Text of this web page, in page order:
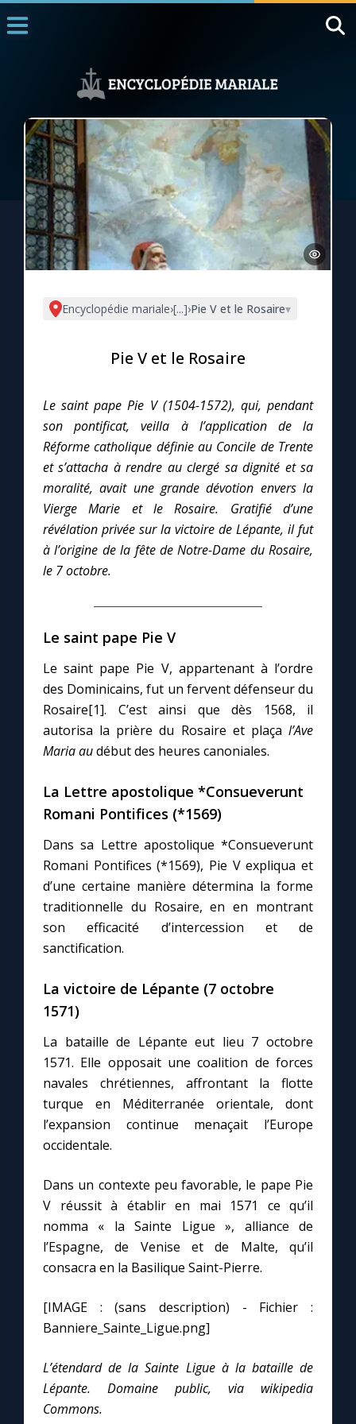
1000 Raisons de Croire
L'actualité de la semaine
La chaîne Youtube
La newsletter
La vidéo de la semaine
Le magazine
Le site internet
Questions-réponses
L'Évangile chaque jour
Les premiers samedis du mois
Marie qui défait les nœuds
Me consacrer à Jésus par Marie
Mes intentions de prière
Une Minute avec Marie
Une neuvaine
À la une
Chapelet pour le monde
Contact
Marie de Nazareth
Encyclopédie mariale›[...]›Pie V et le Rosaire▾
Pie V et le Rosaire
Le saint pape Pie V (1504-1572), qui, pendant
son pontificat, veilla à l’application de la
Réforme catholique définie au Concile de Trente
et s’attacha à rendre au clergé sa dignité et sa
moralité, avait une grande dévotion envers la
Vierge Marie et le Rosaire. Gratifié d’une
révélation privée sur la victoire de Lépante, il fut
à l’origine de la fête de Notre-Dame du Rosaire,
le 7 octobre.
Le saint pape Pie V
Le saint pape Pie V, appartenant à l’ordre
des Dominicains, fut un fervent défenseur du
Rosaire[1]. C’est ainsi que dès 1568, il
autorisa la prière du Rosaire et plaça l’Ave
Maria audébut des heures canoniales.
La Lettre apostolique *Consueverunt
Romani Pontifices (*1569)
Dans sa Lettre apostolique *Consueverunt
Romani Pontifices (*1569), Pie V expliqua et
d’une certaine manière détermina la forme
traditionnelle du Rosaire, en en montrant
son efficacité d’intercession et de
sanctification.
La victoire de Lépante (7 octobre
1571)
La bataille de Lépante eut lieu 7 octobre
1571. Elle opposait une coalition de forces
navales chrétiennes, affrontant la flotte
turque en Méditerranée orientale, dont
l’expansion continue menaçait l’Europe
occidentale.
Dans un contexte peu favorable, le pape Pie
V réussit à établir en mai 1571 ce qu’il
nomma « la Sainte Ligue », alliance de
l’Espagne, de Venise et de Malte, qu’il
consacra en la Basilique Saint-Pierre.
[IMAGE : (sans description) - Fichier :
Banniere_Sainte_Ligue.png]
L’étendard de la Sainte Ligue à la bataille de
Lépante. Domaine public, via wikipedia
Commons.